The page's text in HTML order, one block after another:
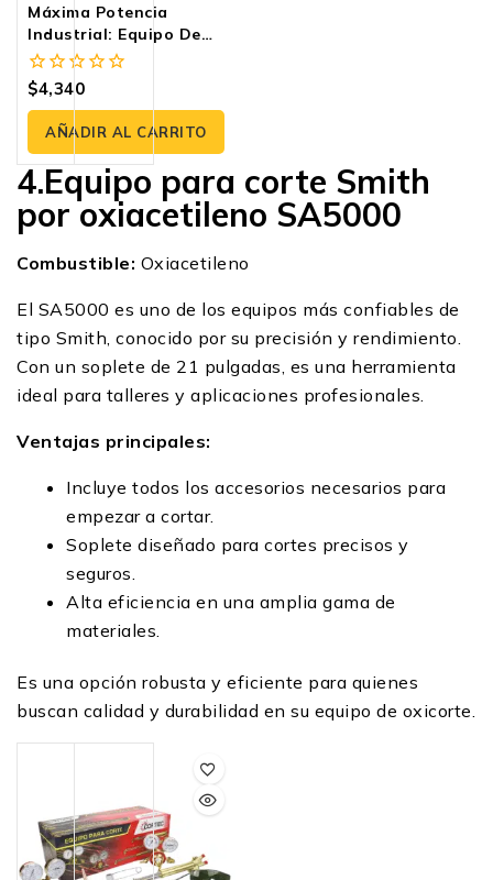
Máxima Potencia
Industrial: Equipo De
Corte Oxiacetileno
BA4023 | Cortec
0
fuera
5
$4,340
AÑADIR AL CARRITO
4.Equipo para corte Smith
por oxiacetileno SA5000
Combustible: Oxiacetileno
El SA5000 es uno de los equipos más confiables de
tipo Smith, conocido por su precisión y rendimiento.
Con un soplete de 21 pulgadas, es una herramienta
ideal para talleres y aplicaciones profesionales.
Ventajas principales:
Incluye todos los accesorios necesarios para
empezar a cortar.
Soplete diseñado para cortes precisos y
seguros.
Alta eficiencia en una amplia gama de
materiales.
Es una opción robusta y eficiente para quienes
buscan calidad y durabilidad en su equipo de oxicorte.